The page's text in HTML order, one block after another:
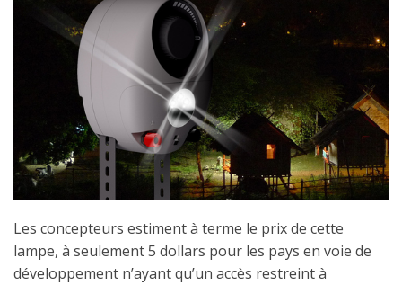
Les concepteurs estiment à terme le prix de cette
lampe, à seulement 5 dollars pour les pays en voie de
développement n’ayant qu’un accès restreint à